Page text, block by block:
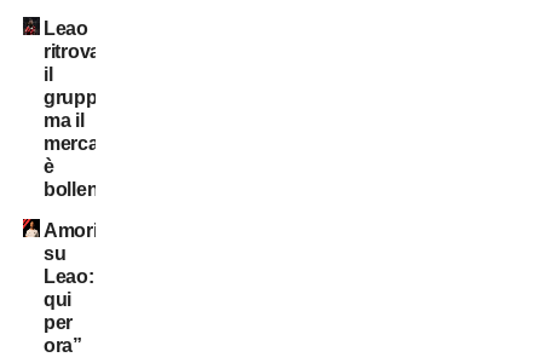
Leao
ritrova
il
gruppo,
ma il
mercato
è
bollente
Amorim
su
Leao:”Resta
qui
per
ora”